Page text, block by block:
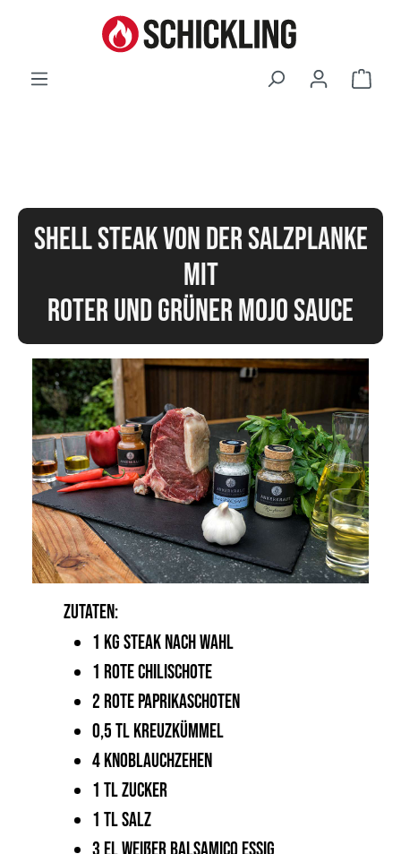
SHELL STEAK VON DER SALZPLANKE
MIT
ROTER UND GRÜNER MOJO SAUCE
ZUTATEN:
1 kg Steak nach Wahl
1 rote Chilischote
2 rote Paprikaschoten
0,5 TL Kreuzkümmel
4 Knoblauchzehen
1 TL Zucker
1 TL Salz